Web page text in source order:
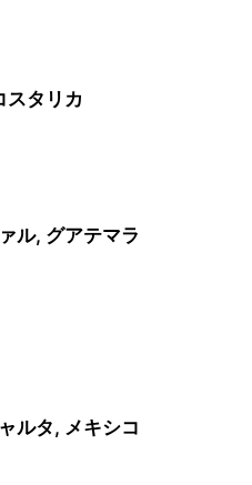
スタリカ
ル, グアテマラ
ルタ, メキシコ